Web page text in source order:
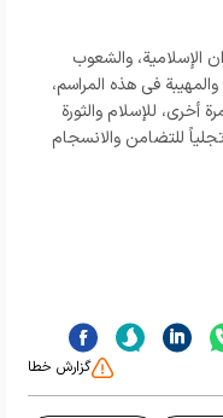
الإسلامیة، والشعوب
والمهیبة فی هذه المراسم،
أخرى، للإسلام والثورة
للتضامن والانسجام
گزارش خطا